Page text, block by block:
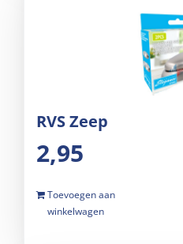
RVS Zeep
2,95
Toevoegen aan
winkelwagen